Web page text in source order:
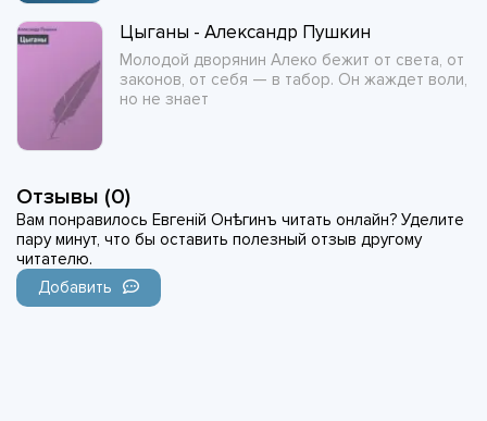
Цыганы - Александр Пушкин
Молодой дворянин Алеко бежит от света, от
законов, от себя — в табор. Он жаждет воли,
но не знает
Отзывы (0)
Вам понравилось Евгенiй Онѣгинъ читать онлайн? Уделите
пару минут, что бы оставить полезный отзыв другому
читателю.
Добавить